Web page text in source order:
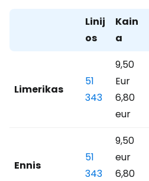
Linij
os
Kain
a
Limerikas
51
343
9,50
Eur
6,80
eur
Ennis
51
343
9,50
eur
6,80